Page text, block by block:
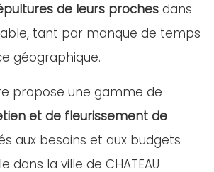
de leurs proches dans
tant par manque de temps
géographique.
propose une gamme de
et de fleurissement de
aux besoins et aux budgets
dans la ville de CHATEAU